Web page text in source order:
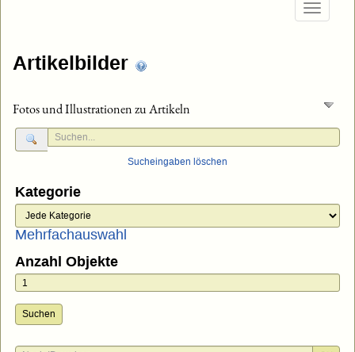
Artikelbilder
Fotos und Illustrationen zu Artikeln
Sucheingaben löschen
Kategorie
Mehrfachauswahl
Anzahl Objekte
Suchen